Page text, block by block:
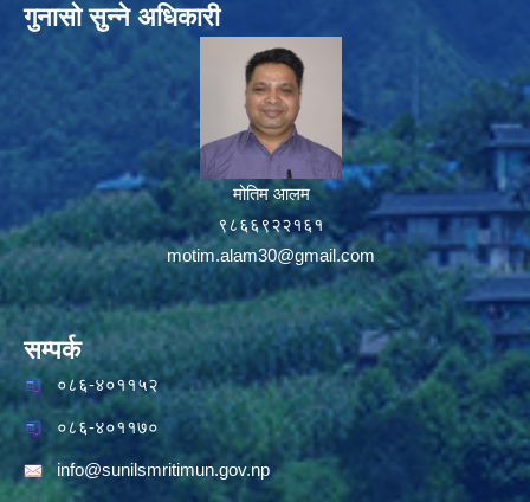
गुनासो सुन्ने अधिकारी
मोतिम आलम
९८६६९२२१६१
motim.alam30@gmail.com
सम्पर्क
०८६-४०११५२
०८६-४०११७०
info@sunilsmritimun.gov.np